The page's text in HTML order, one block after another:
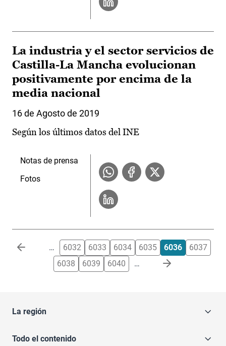
La industria y el sector servicios de
Castilla-La Mancha evolucionan
positivamente por encima de la
media nacional
16 de Agosto de 2019
Según los últimos datos del INE
Notas de prensa
Fotos
Paginación … 6032 6033 6034 6035 6036
6037
6038
6039 6040 …
La región
Todo el contenido